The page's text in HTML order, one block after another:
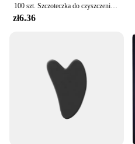
100 szt. Szczoteczka do czyszczenia rzęs wydłużająca rzęsy mikro wacik pojedyncze rzęsy Microbrush narzędzia do usuwania kosmetyków do makijażu
zł6.36